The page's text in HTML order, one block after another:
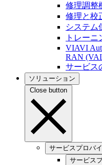
修理調整
修理と校
システム
トレーニ
VIAVI
RAN
サービス
ソリューション
Close button
サービスプロバ
サービス